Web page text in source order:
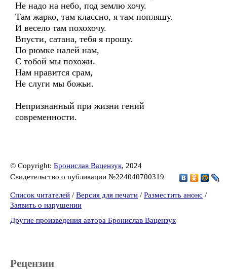
Не надо на небо, под землю хочу.
Там жарко, там классно, я там попляшу.
И весело там похохочу.
Впусти, сатана, тебя я прошу.
По рюмке налей нам,
С тобой мы похожи.
Нам нравится срам,
Не слуги мы божьи.
Непризнанный при жизни гений
современности.
© Copyright: Бронислав Вацензук, 2024
Свидетельство о публикации №224040700319
Список читателей / Версия для печати / Разместить анонс /
Заявить о нарушении
Другие произведения автора Бронислав Вацензук
Рецензии